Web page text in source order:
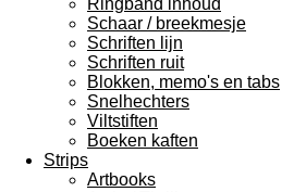
Ringband inhoud
Schaar / breekmesje
Schriften lijn
Schriften ruit
Blokken, memo's en tabs
Snelhechters
Viltstiften
Boeken kaften
Strips
Artbooks